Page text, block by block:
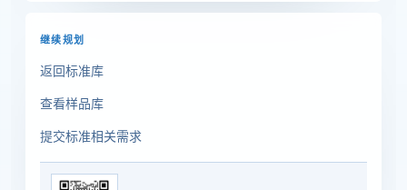
继续规划
返回标准库
查看样品库
提交标准相关需求